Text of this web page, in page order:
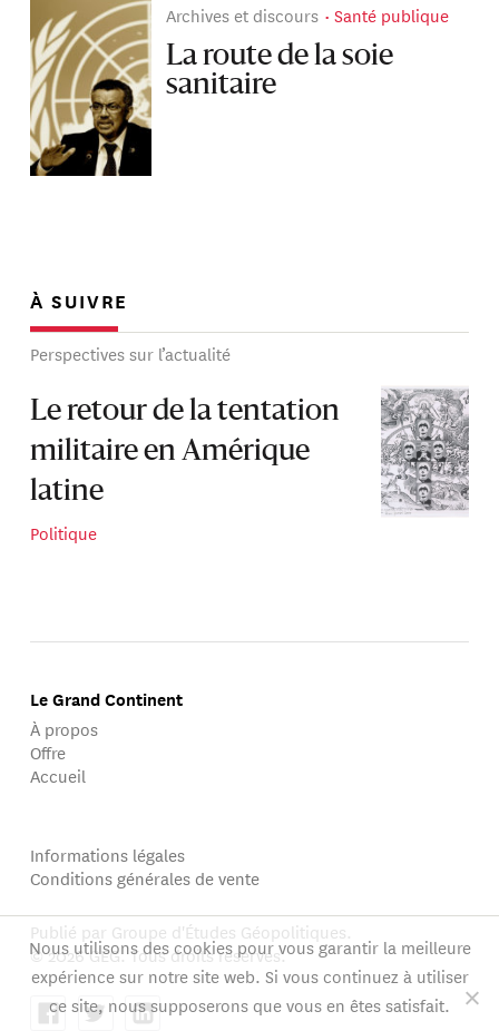
Archives et discours Santé publique
La route de la soie
sanitaire
À SUIVRE
Perspectives sur l’actualité
Le retour de la tentation
militaire en Amérique
latine
Politique
Le Grand Continent
À propos
Offre
Accueil
Informations légales
Conditions générales de vente
Publié par Groupe d'Études Géopolitiques.
© 2026 GEG. Tous droits réservés.
Nous utilisons des cookies pour vous garantir la meilleure
expérience sur notre site web. Si vous continuez à utiliser
ce site, nous supposerons que vous en êtes satisfait.